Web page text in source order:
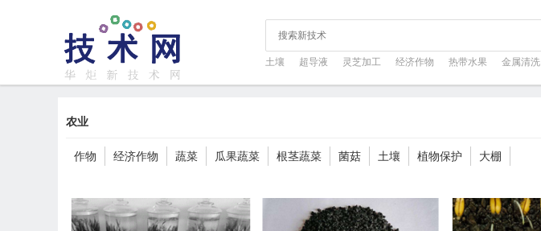
土壤 超导液 灵芝加工 经济作物 热带水果 金属清洗
农业
作物 经济作物 蔬菜 瓜果蔬菜 根茎蔬菜 菌菇 土壤 植物保护 大棚